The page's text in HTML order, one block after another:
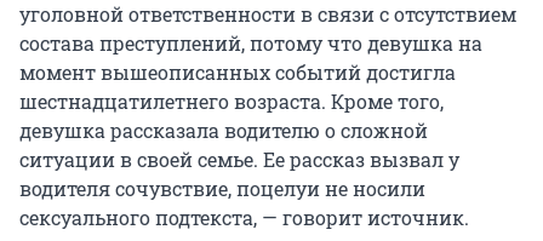
уголовной ответственности в связи с отсутствием
состава преступлений, потому что девушка на
момент вышеописанных событий достигла
шестнадцатилетнего возраста. Кроме того,
девушка рассказала водителю о сложной
ситуации в своей семье. Ее рассказ вызвал у
водителя сочувствие, поцелуи не носили
сексуального подтекста, — говорит источник.